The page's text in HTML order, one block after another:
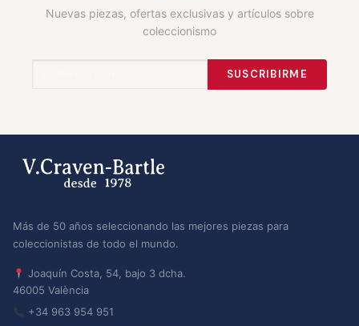
Nuevas piezas, ofertas exclusivas y artículos sobre
coleccionismo
SUSCRIBIRME
Más de 50 años seleccionando las mejores piezas para
coleccionistas de todo el mundo.
Joaquín Costa, 54, bajo 3 dcha.
46005 València
+34 963 954 951